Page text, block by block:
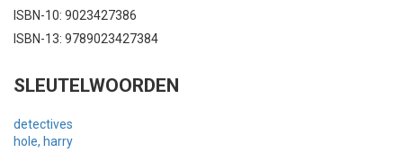
ISBN-10: 9023427386
ISBN-13: 9789023427384
SLEUTELWOORDEN
detectives
hole, harry